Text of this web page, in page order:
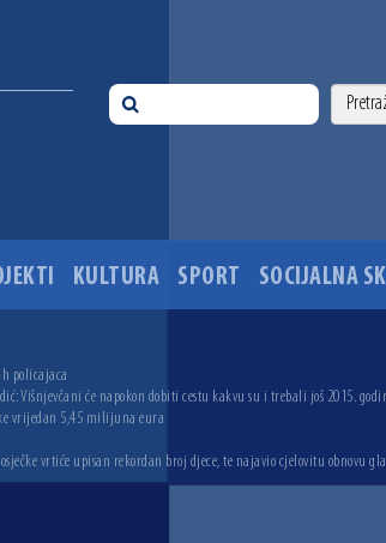
KULTURA SPORT SOCIJALNA
policajaca
Višnjevčani će napokon dobiti cestu kakvu su i trebali još 2015.
vrijedan 5,45 milijuna eura
vrtiće upisan rekordan broj djece, te najavio cjelovitu obnovu